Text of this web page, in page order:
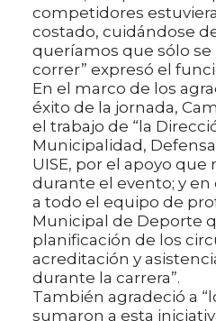
competidores
costado, cuidándose
queríamos que sólo
correr” expresó el
En el marco de los
éxito de la jornada,
el trabajo de “la
Municipalidad,
UISE, por el apoyo que
durante el evento; y
a todo el equipo de
Municipal de Deporte
planificación de los
acreditación y
durante la carrera”.
También agradeció a
sumaron a esta